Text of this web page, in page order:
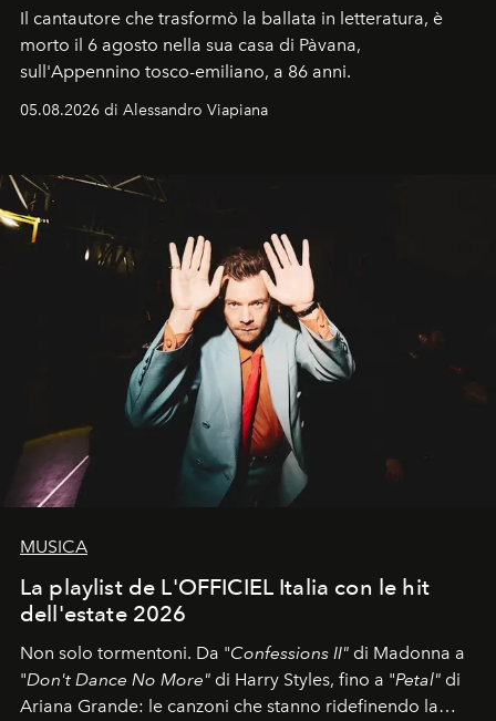
Il cantautore che trasformò la ballata in letteratura, è
morto il 6 agosto nella sua casa di Pàvana,
sull'Appennino tosco-emiliano, a 86 anni.
05.08.2026 di Alessandro Viapiana
MUSICA
La playlist de L'OFFICIEL Italia con le hit
dell'estate 2026
Non solo tormentoni. Da "Confessions II" di Madonna a
"Don't Dance No More" di Harry Styles, fino a "Petal" di
Ariana Grande: le canzoni che stanno ridefinendo la